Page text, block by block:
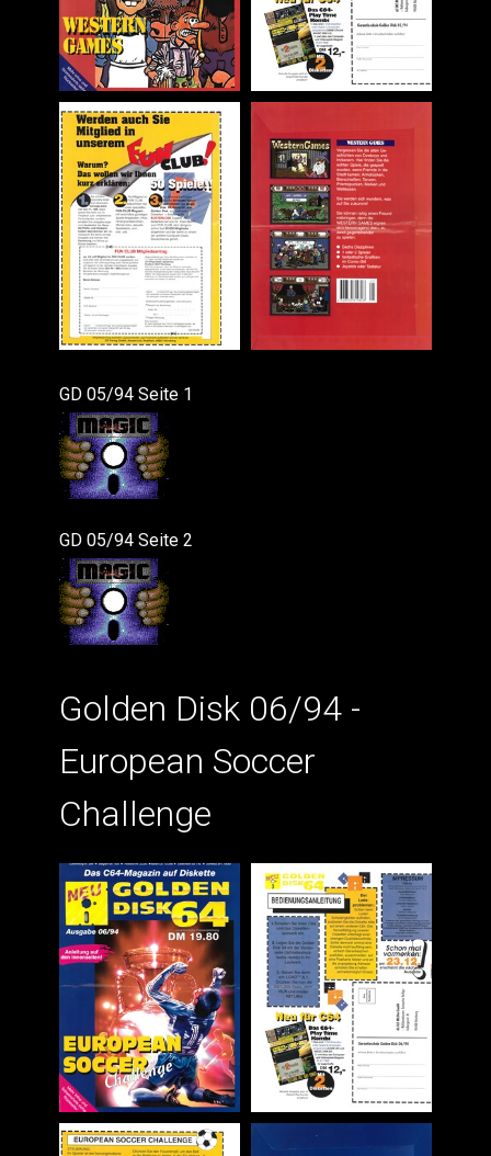
GD 05/94 Seite 1
GD 05/94 Seite 2
Golden Disk 06/94 -
European Soccer
Challenge